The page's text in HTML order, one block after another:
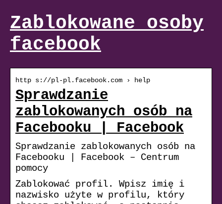
Zablokowane osoby
facebook
http s://pl-pl.facebook.com › help
Sprawdzanie
zablokowanych osób na
Facebooku | Facebook
Sprawdzanie zablokowanych osób na
Facebooku | Facebook – Centrum
pomocy
Zablokować profil. Wpisz imię i
nazwisko użyte w profilu, który